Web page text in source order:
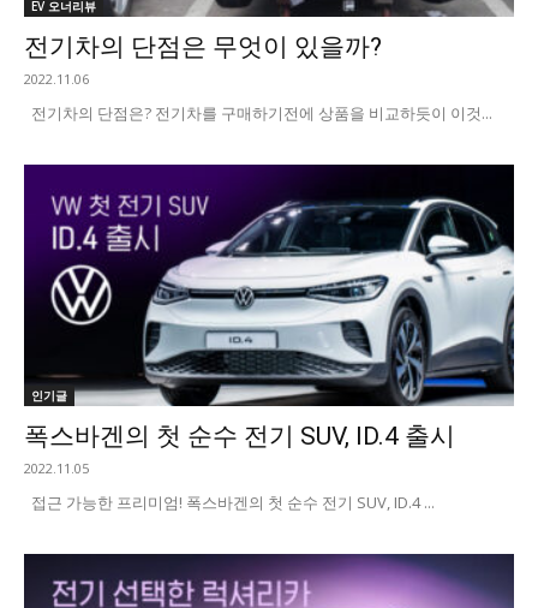
EV 오너리뷰
전기차의 단점은 무엇이 있을까?
2022.11.06
전기차의 단점은? 전기차를 구매하기전에 상품을 비교하듯이 이것...
인기글
폭스바겐의 첫 순수 전기 SUV, ID.4 출시
2022.11.05
접근 가능한 프리미엄! 폭스바겐의 첫 순수 전기 SUV, ID.4 ...